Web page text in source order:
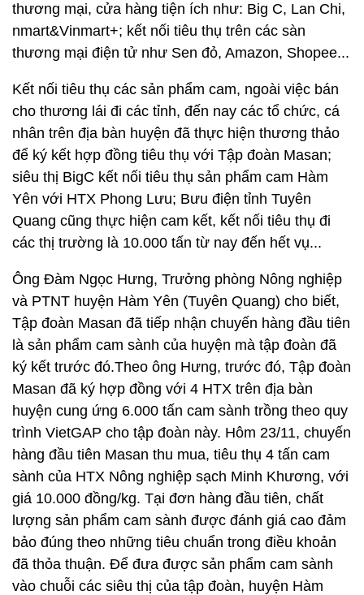
thương mại, cửa hàng tiện ích như: Big C, Lan Chi,
nmart&Vinmart+; kết nối tiêu thụ trên các sàn
thương mại điện tử như Sen đỏ, Amazon, Shopee...
Kết nối tiêu thụ các sản phẩm cam, ngoài việc bán
cho thương lái đi các tỉnh, đến nay các tổ chức, cá
nhân trên địa bàn huyện đã thực hiện thương thảo
để ký kết hợp đồng tiêu thụ với Tập đoàn Masan;
siêu thị BigC kết nối tiêu thụ sản phẩm cam Hàm
Yên với HTX Phong Lưu; Bưu điện tỉnh Tuyên
Quang cũng thực hiện cam kết, kết nối tiêu thụ đi
các thị trường là 10.000 tấn từ nay đến hết vụ...
Ông Đàm Ngọc Hưng, Trưởng phòng Nông nghiệp
và PTNT huyện Hàm Yên (Tuyên Quang) cho biết,
Tập đoàn Masan đã tiếp nhận chuyến hàng đầu tiên
là sản phẩm cam sành của huyện mà tập đoàn đã
ký kết trước đó.Theo ông Hưng, trước đó, Tập đoàn
Masan đã ký hợp đồng với 4 HTX trên địa bàn
huyện cung ứng 6.000 tấn cam sành trồng theo quy
trình VietGAP cho tập đoàn này. Hôm 23/11, chuyến
hàng đầu tiên Masan thu mua, tiêu thụ 4 tấn cam
sành của HTX Nông nghiệp sạch Minh Khương, với
giá 10.000 đồng/kg. Tại đơn hàng đầu tiên, chất
lượng sản phẩm cam sành được đánh giá cao đảm
bảo đúng theo những tiêu chuẩn trong điều khoản
đã thỏa thuận. Để đưa được sản phẩm cam sành
vào chuỗi các siêu thị của tập đoàn, huyện Hàm